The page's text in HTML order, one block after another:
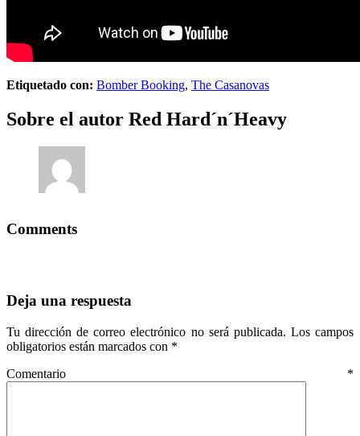
Etiquetado con: Bomber Booking, The Casanovas
Sobre el autor Red Hard´n´Heavy
Comments
Deja una respuesta
Tu dirección de correo electrónico no será publicada. Los campos
obligatorios están marcados con *
Comentario *